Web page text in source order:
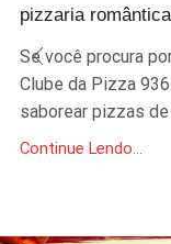
pizzaria
Se você procura
Clube da Pizza
saborear pizzas
Continue Lendo...